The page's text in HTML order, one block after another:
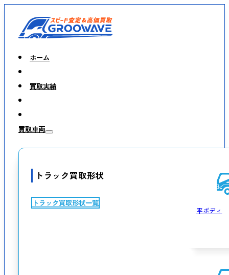
ホーム
買取実績
買取車両
トラック買取形状
トラック買取形状一覧
平ボディ